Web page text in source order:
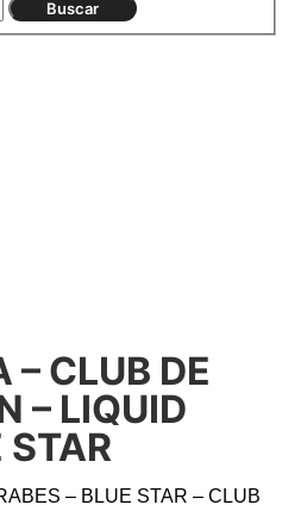
– CLUB DE
– LIQUID
STAR
– BLUE STAR – CLUB